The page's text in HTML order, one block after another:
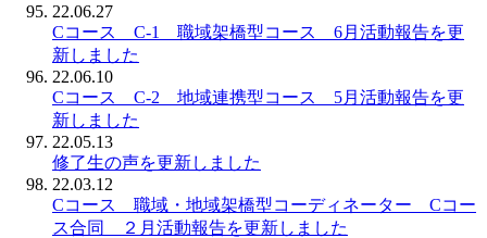
22.06.27
Cコース C-1 職域架橋型コース 6月活動報告を更
新しました
22.06.10
Cコース C-2 地域連携型コース 5月活動報告を更
新しました
22.05.13
修了生の声を更新しました
22.03.12
Cコース 職域・地域架橋型コーディネーター Cコー
ス合同 ２月活動報告を更新しました